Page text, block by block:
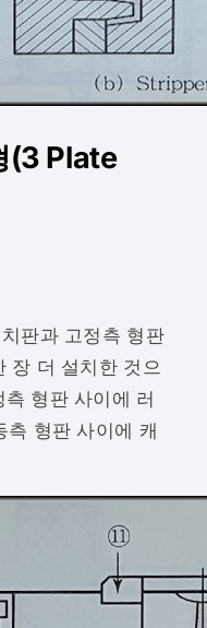
(3 Plate
판과 고정측 형판
장 더 설치한 것으
형판 사이에 러
측 형판 사이에 캐